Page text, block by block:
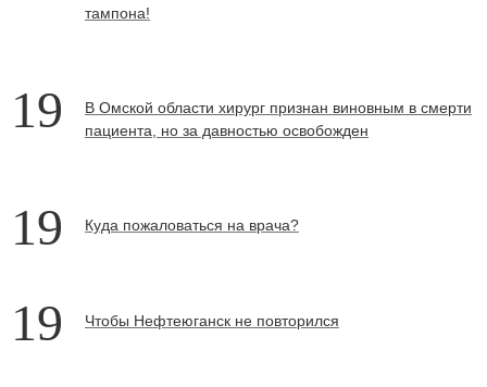
тампона!
19
В Омской области хирург признан виновным в смерти
пациента, но за давностью освобожден
19 Куда пожаловаться на врача?
19 Чтобы Нефтеюганск не повторился